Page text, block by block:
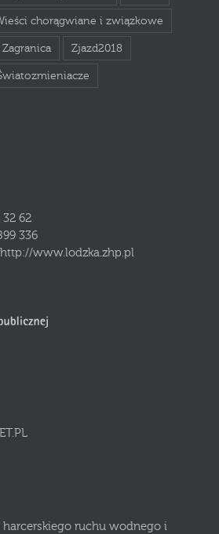
chorągwiane i związkowe
Zagranica Zjazd2018
32 62
336
http://www.lodzka.zhp.pl
harcerskiego ruchu wodnego i